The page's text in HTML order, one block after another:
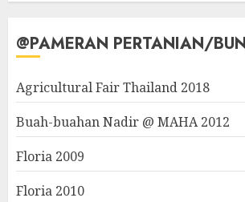
@PAMERAN PERTANIAN/
Agricultural Fair Thailand 2018
Buah-buahan Nadir @ MAHA 2012
Floria 2009
Floria 2010